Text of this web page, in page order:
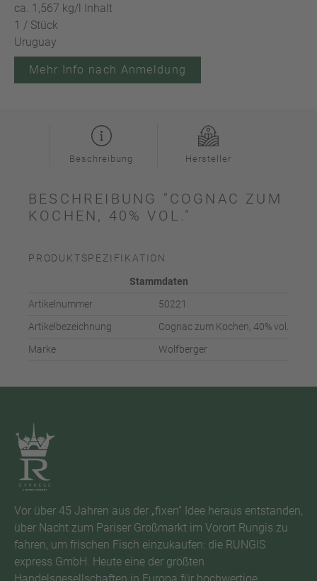
ca. 1,567 kg/l Inhalt
1 / Stück
Uruguay
Mehr Info nach Anmeldung
Beschreibung Hersteller
BESCHREIBUNG "COGNAC ZUM
KOCHEN, 40% VOL."
PRODUKTSPEZIFIKATION
Stammdaten
Artikelnummer
50221
Artikelbezeichnung
Cognac zum Kochen, 40% vol.
Marke
Wolfberger
Vor über 45 Jahren aus der „fixen“ Idee heraus entstanden,
über Nacht zum Pariser Großmarkt im Vorort Rungis zu
fahren, um frischen Fisch einzukaufen: die RUNGIS
express GmbH. Heute eine der größten